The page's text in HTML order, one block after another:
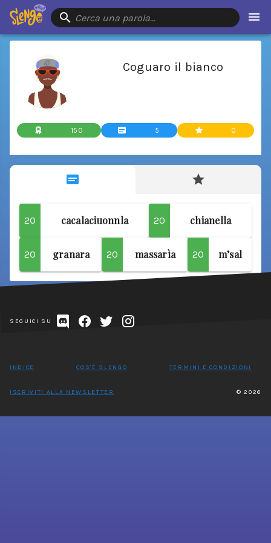
Cerca una parola…
Coguaro il bianco
150 5 0
20 cacalaciuonnla 20 chianella
20 granara 20 massarìa 20 m’sal
SEGUICI SU
INDICE COS'È SLENGO TERMINI E CONDIZIONI
ISCRIVITI ALLA NEWSLETTER © 2026